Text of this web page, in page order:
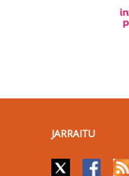
JARRAITU